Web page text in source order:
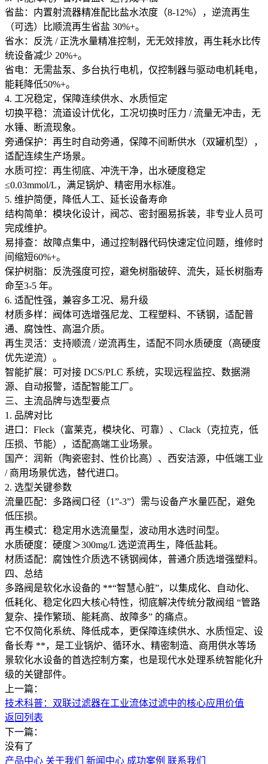
省盐：内置射流器精准配比盐水浓度（8-12%），逆流再生
（可选）比顺流再生省盐 30%+。
省水：反洗 / 正洗水量精准控制，无无效排放，再生耗水比传
统设备减少 20%+。
省电：无需盐泵、多台执行电机，仅控制器与驱动电机耗电，
能耗降低50%+。
4. 工况稳定，保障连续供水、水质恒定
切换平稳：流道设计优化，工况切换时压力 / 流量无冲击，无
水锤、断流现象。
旁通保护：再生时自动旁通，保障不间断供水（双罐机型），
适配连续生产场景。
水质可控：再生彻底、冲洗干净，出水硬度稳定
≤0.03mmol/L，满足锅炉、精密用水标准。
5. 维护简便，降低人工、延长设备寿命
结构简单：模块化设计，阀芯、密封圈易拆装，非专业人员可
完成维护。
易排查：故障点集中，通过控制器代码快速定位问题，维修时
间缩短60%+。
保护树脂：反洗强度可控，避免树脂破碎、流失，延长树脂寿
命至3-5 年。
6. 适配性强，兼容多工况、易升级
材质多样：阀体可选增强尼龙、工程塑料、不锈钢，适配普
通、腐蚀性、高温介质。
再生灵活：支持顺流 / 逆流再生，适配不同水质硬度（高硬度
优先逆流）。
智能扩展：可对接 DCS/PLC 系统，实现远程监控、数据溯
源、自动报警，适配智能工厂。
三、主流品牌与选型要点
1. 品牌对比
进口：Fleck（富莱克，模块化、可靠）、Clack（克拉克，低
压损、节能），适配高端工业场景。
国产：润新（陶瓷密封、性价比高）、西安洁源，中低端工业
/ 商用场景优选，替代进口。
2. 选型关键参数
流量匹配：多路阀口径（1”-3”）需与设备产水量匹配，避免
低压损。
再生模式：稳定用水选流量型，波动用水选时间型。
水质硬度：硬度＞300mg/L 选逆流再生，降低盐耗。
材质适配：腐蚀性介质选不锈钢阀体，普通介质选增强塑料。
四、总结
多路阀是软化水设备的 **“智慧心脏”，以集成化、自动化、
低耗化、稳定化四大核心特性，彻底解决传统分散阀组 “管路
复杂、操作繁琐、能耗高、故障多” 的痛点。
它不仅简化系统、降低成本，更保障连续供水、水质恒定、设
备长寿 **，是工业锅炉、循环水、精密制造、商用供水等场
景软化水设备的首选控制方案，也是现代水处理系统智能化升
级的关键部件。
上一篇：
技术科普：双联过滤器在工业流体过滤中的核心应用价值
返回列表
下一篇：
没有了
产品中心 关于我们 新闻中心 成功案例 联系我们